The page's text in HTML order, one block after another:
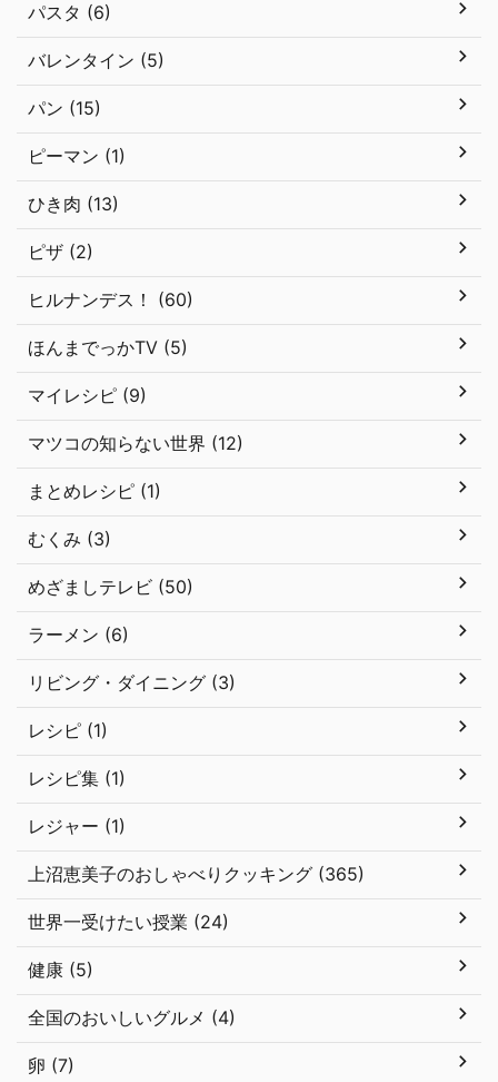
パスタ (6)
バレンタイン (5)
パン (15)
ピーマン (1)
ひき肉 (13)
ピザ (2)
ヒルナンデス！ (60)
ほんまでっかTV (5)
マイレシピ (9)
マツコの知らない世界 (12)
まとめレシピ (1)
むくみ (3)
めざましテレビ (50)
ラーメン (6)
リビング・ダイニング (3)
レシピ (1)
レシピ集 (1)
レジャー (1)
上沼恵美子のおしゃべりクッキング (365)
世界一受けたい授業 (24)
健康 (5)
全国のおいしいグルメ (4)
卵 (7)